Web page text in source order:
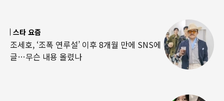
스타 요즘
조세호, ‘조폭 연루설’ 이후 8개월 만에 SNS에
글…무슨 내용 올렸나